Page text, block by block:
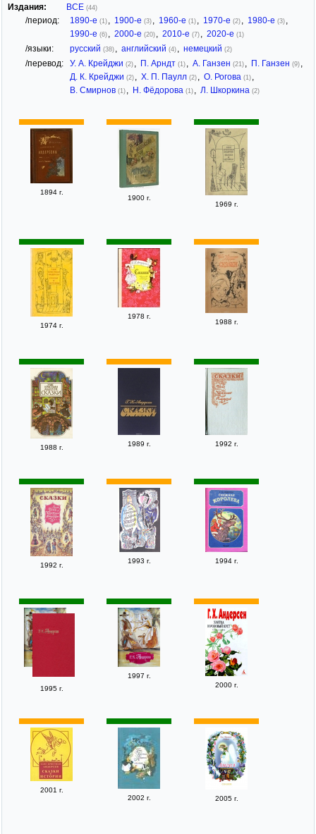
Издания: ВСЕ (44)
/период: 1890-е (1) 1900-е (3) 1960-е (1) 1970-е (2) 1980-е (3)
1990-е (6) 2000-е (20) 2010-е (7) 2020-е (1)
/языки: русский (38) английский (4) немецкий (2)
/перевод: У. А. Крейджи (2) П. Арндт (1) А. Ганзен (21) П. Ганзен (9)
Д. К. Крейджи (2) Х. П. Паулл (2) О. Рогова (1)
В. Смирнов (1) Н. Фёдорова (1) Л. Шкоркина (2)
1894 г.
1900 г.
1969 г.
1974 г.
1978 г.
1988 г.
1988 г. 1989 г. 1992 г.
1992 г.
1993 г. 1994 г.
1995 г.
1997 г.
2000 г.
2001 г.
2002 г.
2005 г.